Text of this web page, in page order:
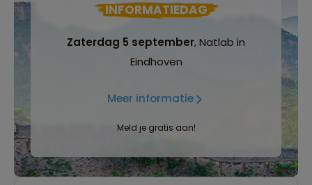
INFORMATIEDAG
Zaterdag 5 september, Natlab in
Eindhoven
Meer informatie
Meld je gratis aan!